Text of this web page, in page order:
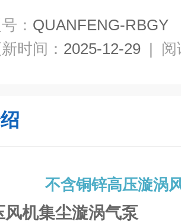
： QUANFENG-RBGY
时间： 2025-12-29 | 阅
不含铜锌高压漩涡
风机集尘漩涡气泵